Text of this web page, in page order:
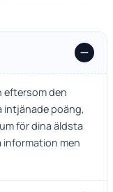
eftersom den
intjänade poäng,
för dina äldsta
information men